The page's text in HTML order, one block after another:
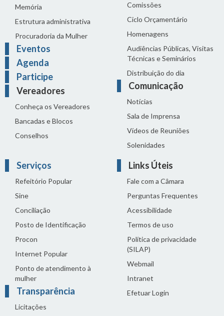
Memória
Estrutura administrativa
Procuradoria da Mulher
Eventos
Agenda
Participe
Vereadores
Conheça os Vereadores
Bancadas e Blocos
Conselhos
Comissões
Ciclo Orçamentário
Homenagens
Audiências Públicas, Visitas
Técnicas e Seminários
Distribuição do dia
Comunicação
Notícias
Sala de Imprensa
Vídeos de Reuniões
Solenidades
Serviços
Refeitório Popular
Sine
Conciliação
Posto de Identificação
Procon
Internet Popular
Ponto de atendimento à
mulher
Transparência
Licitações
Links Úteis
Fale com a Câmara
Perguntas Frequentes
Acessibilidade
Termos de uso
Política de privacidade
(SILAP)
Webmail
Intranet
Efetuar Login